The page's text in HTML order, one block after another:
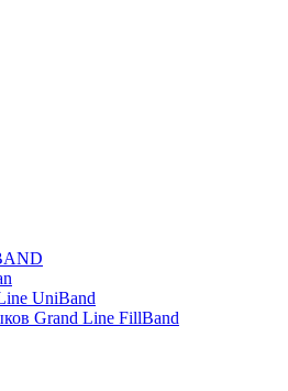
UniBand
Grand Line FillBand